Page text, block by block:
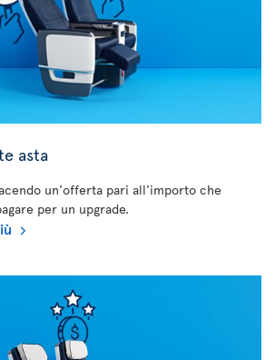
asta
un'offerta pari all'importo che
per un upgrade.